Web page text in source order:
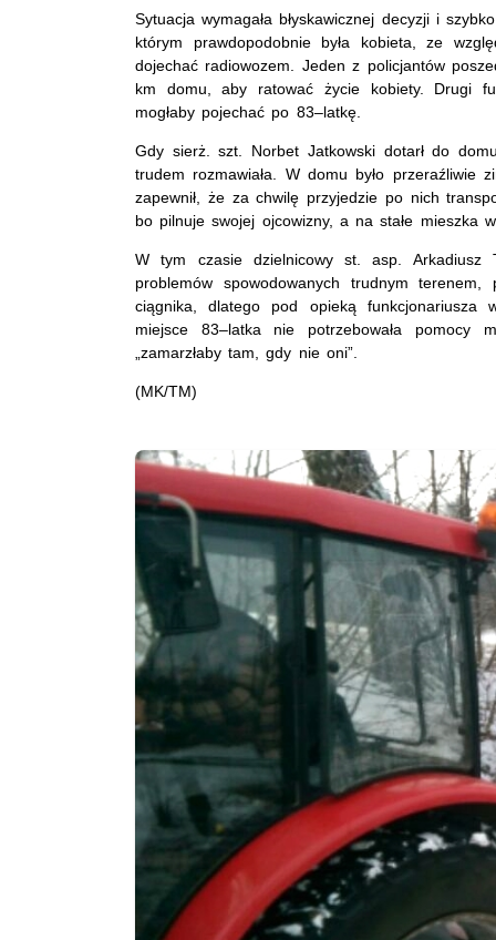
Sytuacja wymagała błyskawicznej decyzji i
którym prawdopodobnie była kobieta, ze
dojechać radiowozem. Jeden z policjantów
km domu, aby ratować życie kobiety. Drugi
mogłaby pojechać po 83–latkę.
Gdy sierż. szt. Norbet Jatkowski dotarł do
trudem rozmawiała. W domu było przeraźliwie
zapewnił, że za chwilę przyjedzie po nich
bo pilnuje swojej ojcowizny, a na stałe mieszka
W tym czasie dzielnicowy st. asp. Arkadiusz
problemów spowodowanych trudnym
ciągnika, dlatego pod opieką funkcjonariusza
miejsce 83–latka nie potrzebowała pomocy
„zamarzłaby tam, gdy nie oni”.
(MK/TM)